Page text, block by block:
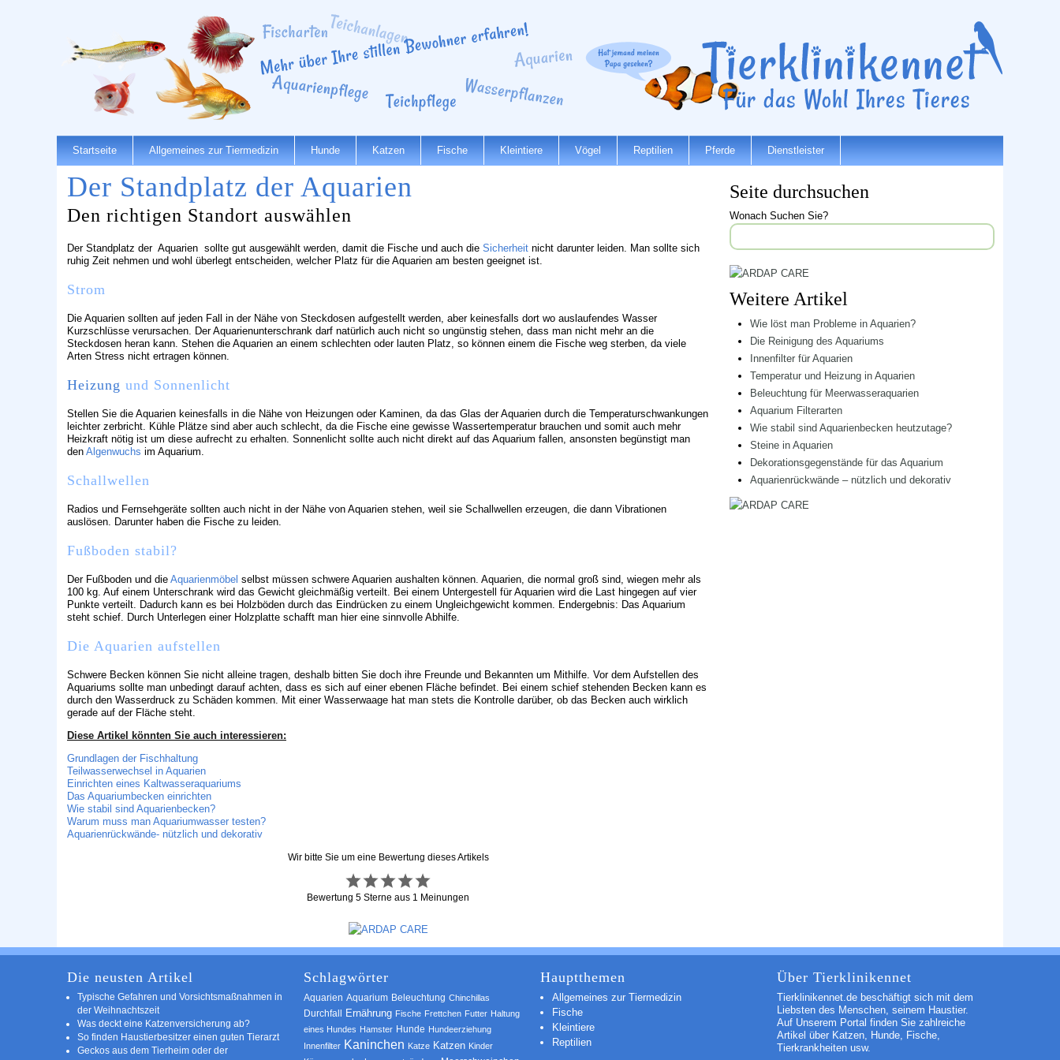
Startseite Allgemeines zur Tiermedizin Hunde Katzen Fische Kleintiere Vögel Reptilien Pferde Dienstleister
Der Standplatz der Aquarien
Den richtigen Standort auswählen
Der Standplatz der Aquarien sollte gut ausgewählt werden, damit die Fische und auch die Sicherheit nicht darunter leiden. Man sollte sich
ruhig Zeit nehmen und wohl überlegt entscheiden, welcher Platz für die Aquarien am besten geeignet ist.
Strom
Die Aquarien sollten auf jeden Fall in der Nähe von Steckdosen aufgestellt werden, aber keinesfalls dort wo auslaufendes Wasser
Kurzschlüsse verursachen. Der Aquarienunterschrank darf natürlich auch nicht so ungünstig stehen, dass man nicht mehr an die
Steckdosen heran kann. Stehen die Aquarien an einem schlechten oder lauten Platz, so können einem die Fische weg sterben, da viele
Arten Stress nicht ertragen können.
Heizung und Sonnenlicht
Stellen Sie die Aquarien keinesfalls in die Nähe von Heizungen oder Kaminen, da das Glas der Aquarien durch die Temperaturschwankungen
leichter zerbricht. Kühle Plätze sind aber auch schlecht, da die Fische eine gewisse Wassertemperatur brauchen und somit auch mehr
Heizkraft nötig ist um diese aufrecht zu erhalten. Sonnenlicht sollte auch nicht direkt auf das Aquarium fallen, ansonsten begünstigt man
den Algenwuchs im Aquarium.
Schallwellen
Radios und Fernsehgeräte sollten auch nicht in der Nähe von Aquarien stehen, weil sie Schallwellen erzeugen, die dann Vibrationen
auslösen. Darunter haben die Fische zu leiden.
Fußboden stabil?
Der Fußboden und die Aquarienmöbel selbst müssen schwere Aquarien aushalten können. Aquarien, die normal groß sind, wiegen mehr als
100 kg. Auf einem Unterschrank wird das Gewicht gleichmäßig verteilt. Bei einem Untergestell für Aquarien wird die Last hingegen auf vier
Punkte verteilt. Dadurch kann es bei Holzböden durch das Eindrücken zu einem Ungleichgewicht kommen. Endergebnis: Das Aquarium
steht schief. Durch Unterlegen einer Holzplatte schafft man hier eine sinnvolle Abhilfe.
Die Aquarien aufstellen
Schwere Becken können Sie nicht alleine tragen, deshalb bitten Sie doch ihre Freunde und Bekannten um Mithilfe. Vor dem Aufstellen des
Aquariums sollte man unbedingt darauf achten, dass es sich auf einer ebenen Fläche befindet. Bei einem schief stehenden Becken kann es
durch den Wasserdruck zu Schäden kommen. Mit einer Wasserwaage hat man stets die Kontrolle darüber, ob das Becken auch wirklich
gerade auf der Fläche steht.
Diese Artikel könnten Sie auch interessieren:
Grundlagen der Fischhaltung
Teilwasserwechsel in Aquarien
Einrichten eines Kaltwasseraquariums
Das Aquariumbecken einrichten
Wie stabil sind Aquarienbecken?
Warum muss man Aquariumwasser testen?
Aquarienrückwände- nützlich und dekorativ
Wir bitte Sie um eine Bewertung dieses Artikels
Bewertung 5 Sterne aus 1 Meinungen
Seite durchsuchen
Wonach Suchen Sie?
Weitere Artikel
Wie löst man Probleme in Aquarien?
Die Reinigung des Aquariums
Innenfilter für Aquarien
Temperatur und Heizung in Aquarien
Beleuchtung für Meerwasseraquarien
Aquarium Filterarten
Wie stabil sind Aquarienbecken heutzutage?
Steine in Aquarien
Dekorationsgegenstände für das Aquarium
Aquarienrückwände – nützlich und dekorativ
Die neusten Artikel
Typische Gefahren und Vorsichtsmaßnahmen in
der Weihnachtszeit
Was deckt eine Katzenversicherung ab?
So finden Haustierbesitzer einen guten Tierarzt
Geckos aus dem Tierheim oder der
Schlagwörter
Aquarien Aquarium Beleuchtung Chinchillas
Durchfall Ernährung Fische Frettchen Futter Haltung
eines Hundes Hamster Hunde Hundeerziehung
Innenfilter Kaninchen Katze Katzen Kinder
Hauptthemen
Allgemeines zur Tiermedizin
Fische
Kleintiere
Reptilien
Über Tierklinikennet
Tierklinikennet.de beschäftigt sich mit dem
Liebsten des Menschen, seinem Haustier.
Auf Unserem Portal finden Sie zahlreiche
Artikel über Katzen, Hunde, Fische,
Tierkrankheiten usw.